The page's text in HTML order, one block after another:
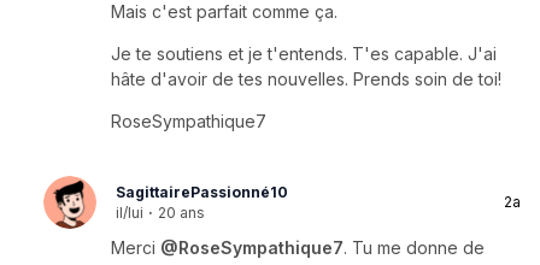
Mais c'est parfait comme ça.
Je te soutiens et je t'entends. T'es capable. J'ai
hâte d'avoir de tes nouvelles. Prends soin de toi!
RoseSympathique7
SagittairePassionné10
il/lui · 20 ans
2a
Merci @RoseSympathique7. Tu me donne de